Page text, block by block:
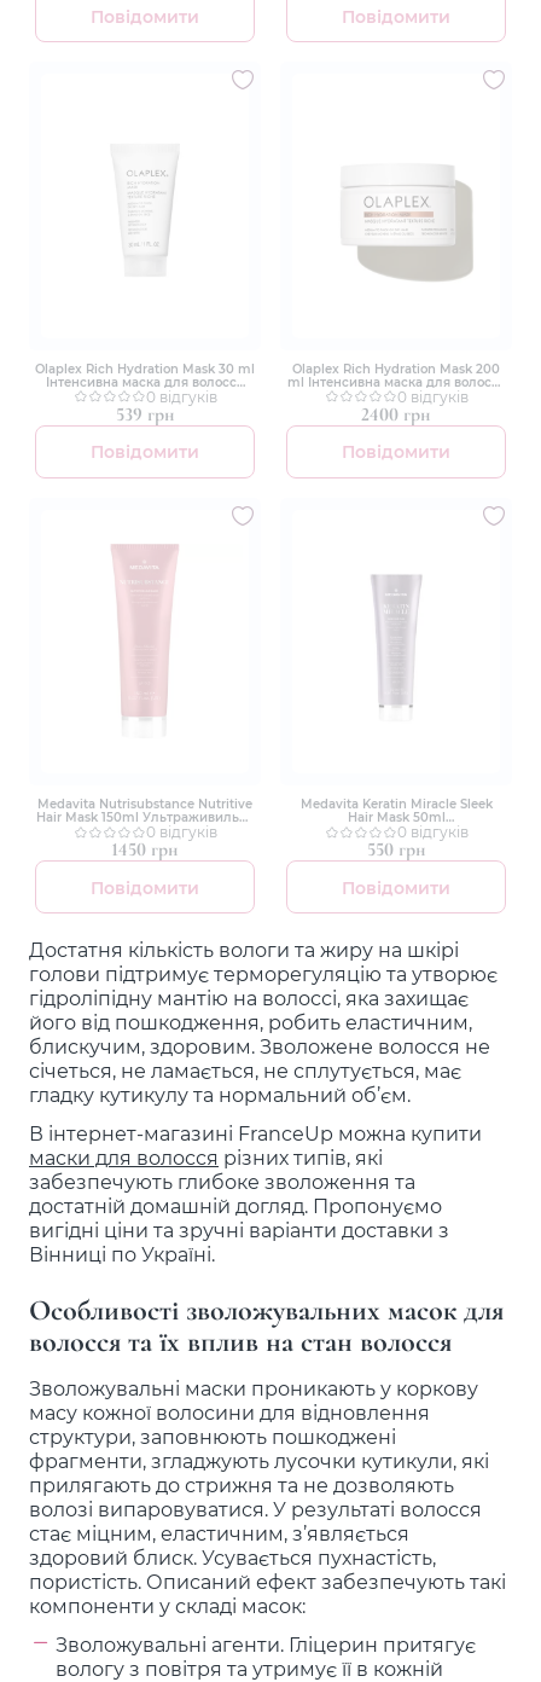
Повідомити Повідомити
Olaplex Rich Hydration Mask 30 ml
Інтенсивна маска для волосся
"Глибинне зволоження"
0 відгуків
539 грн
Повідомити
Olaplex Rich Hydration Mask 200
ml Інтенсивна маска для волосся
"Глибинне зволоження"
0 відгуків
2400 грн
Повідомити
Medavita Nutrisubstance Nutritive
Hair Mask 150ml Ультраживильна
маска для сухого волосся
0 відгуків
1450 грн
Повідомити
Medavita Keratin Miracle Sleek
Hair Mask 50ml
Ультрарозгладжувальна маска з
ефектом шовку для пухнастого та
неслухняного волосся
0 відгуків
550 грн
Повідомити
Достатня кількість вологи та жиру на шкірі
голови підтримує терморегуляцію та утворює
гідроліпідну мантію на волоссі, яка захищає
його від пошкодження, робить еластичним,
блискучим, здоровим. Зволожене волосся не
січеться, не ламається, не сплутується, має
гладку кутикулу та нормальний об’єм.
В інтернет-магазині FranceUp можна купити
маски для волосся різних типів, які
забезпечують глибоке зволоження та
достатній домашній догляд. Пропонуємо
вигідні ціни та зручні варіанти доставки з
Вінниці по Україні.
Особливості зволожувальних масок для
волосся та їх вплив на стан волосся
Зволожувальні маски проникають у коркову
масу кожної волосини для відновлення
структури, заповнюють пошкоджені
фрагменти, згладжують лусочки кутикули, які
прилягають до стрижня та не дозволяють
волозі випаровуватися. У результаті волосся
стає міцним, еластичним, з’являється
здоровий блиск. Усувається пухнастість,
пористість. Описаний ефект забезпечують такі
компоненти у складі масок:
Зволожувальні агенти. Гліцерин притягує
вологу з повітря та утримує її в кожній